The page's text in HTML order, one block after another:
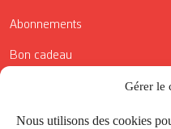
Gérer le
Nous utilisons des cookies
Abonnements
Bon cadeau
Conditions générales de vente
Réductions de la Carte Côté